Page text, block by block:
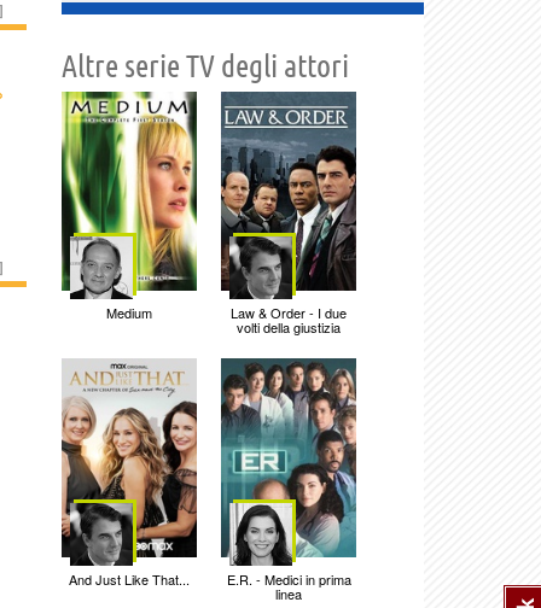
]
]
Altre serie TV degli attori
Medium Law & Order - I due
volti della giustizia
And Just Like That... E.R. - Medici in prima
linea